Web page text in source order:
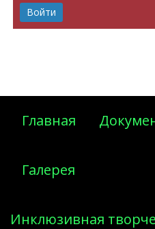
Главная
Галерея
Инклюзивная